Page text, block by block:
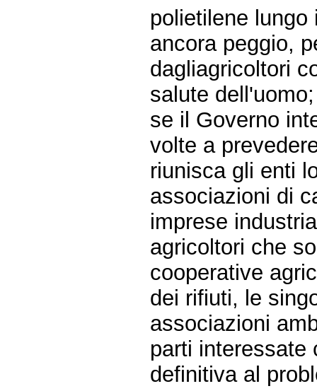
polietilene
ancora peggio,
dagliagricoltori
salute dell'uomo;
se il Governo
volte a
riunisca gli enti
associazioni di
imprese
agricoltori che
cooperative
dei rifiuti, le
associazioni
parti interessate
definitiva al